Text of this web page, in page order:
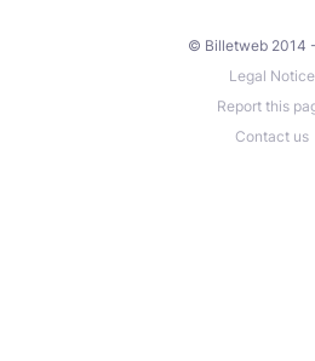
© Billetweb 2014
Legal Notice
Report this
Contact us